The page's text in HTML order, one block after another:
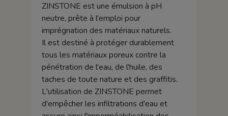
ZINSTONE est une émulsion à pH
neutre, prête à l'emploi pour
imprégnation des matériaux naturels.
Il est destiné à protéger durablement
tous les matériaux poreux contre la
pénétration de l'eau, de l'huile, des
taches de toute nature et des graffitis.
L'utilisation de ZINSTONE permet
d'empêcher les infiltrations d'eau et